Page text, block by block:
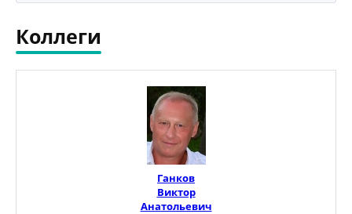
Коллеги
Ганков
Виктор
Анатольевич